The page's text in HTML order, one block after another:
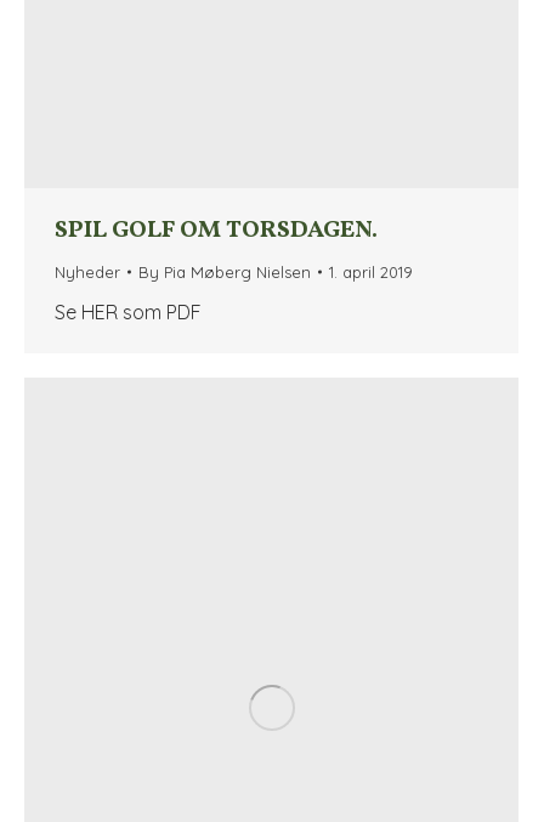
SPIL GOLF OM TORSDAGEN.
Nyheder By Pia Møberg Nielsen 1. april 2019
Se HER som PDF